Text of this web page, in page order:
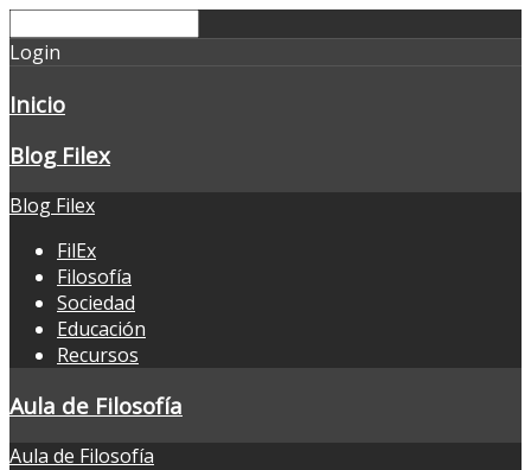
Login
Inicio
Blog Filex
Blog Filex
FilEx
Filosofía
Sociedad
Educación
Recursos
Aula de Filosofía
Aula de Filosofía